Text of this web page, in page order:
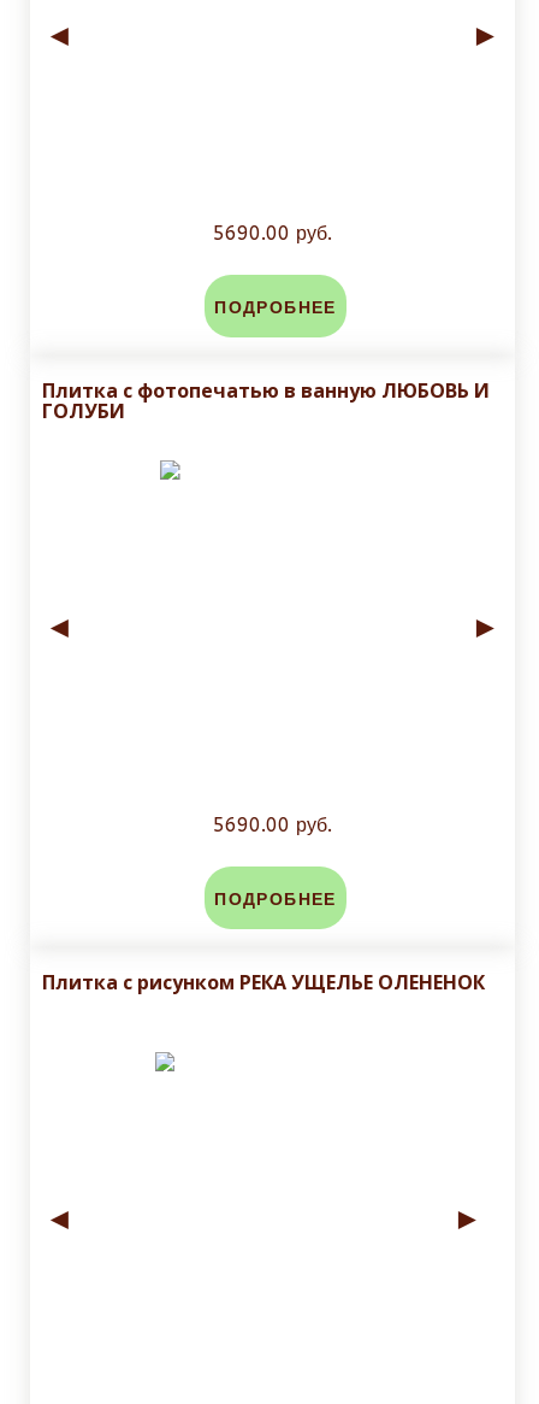
◄ ►
5690.00 руб.
ПОДРОБНЕЕ
Плитка с фотопечатью в ванную ЛЮБОВЬ И
ГОЛУБИ
◄ ►
5690.00 руб.
ПОДРОБНЕЕ
Плитка с рисунком РЕКА УЩЕЛЬЕ ОЛЕНЕНОК
◄ ►